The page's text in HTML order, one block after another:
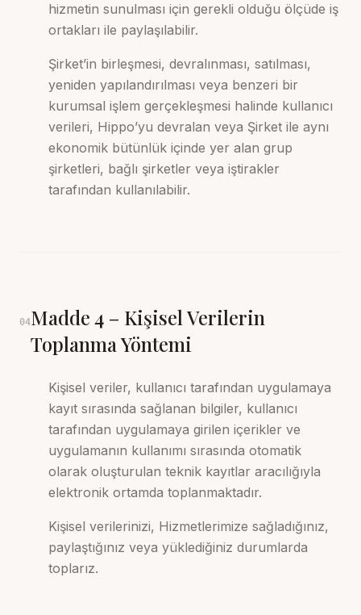
hizmetin sunulması için gerekli olduğu ölçüde iş
ortakları ile paylaşılabilir.
Şirket’in birleşmesi, devralınması, satılması,
yeniden yapılandırılması veya benzeri bir
kurumsal işlem gerçekleşmesi halinde kullanıcı
verileri, Hippo’yu devralan veya Şirket ile aynı
ekonomik bütünlük içinde yer alan grup
şirketleri, bağlı şirketler veya iştirakler
tarafından kullanılabilir.
04Madde4 – Kişisel Verilerin
Toplanma Yöntemi
Kişisel veriler, kullanıcı tarafından uygulamaya
kayıt sırasında sağlanan bilgiler, kullanıcı
tarafından uygulamaya girilen içerikler ve
uygulamanın kullanımı sırasında otomatik
olarak oluşturulan teknik kayıtlar aracılığıyla
elektronik ortamda toplanmaktadır.
Kişisel verilerinizi, Hizmetlerimize sağladığınız,
paylaştığınız veya yüklediğiniz durumlarda
toplarız.